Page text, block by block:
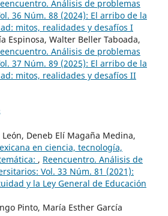
Análisis de problemas
36 Núm. 88 (2024): El arribo de la
mitos, realidades y desafíos I
Espinosa, Walter Beller Taboada,
Análisis de problemas
37 Núm. 89 (2025): El arribo de la
mitos, realidades y desafíos II
León, Deneb Elí Magaña Medina,
en ciencia, tecnología,
, Reencuentro. Análisis de
Vol. 33 Núm. 81 (2021):
y la Ley General de Educación
Pinto, María Esther García